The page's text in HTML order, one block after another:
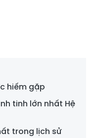
hiếm gặp
tinh lớn nhất Hệ
trong lịch sử